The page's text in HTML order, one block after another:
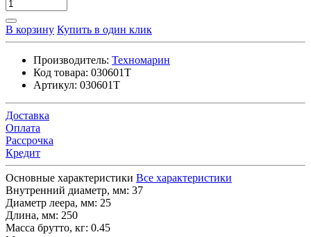
В корзину Купить в один клик
Производитель: Техномарин
Код товара: 030601T
Артикул: 030601T
Доставка
Оплата
Рассрочка
Кредит
Основные характеристики Все характеристики
Внутренний диаметр, мм: 37
Диаметр леера, мм: 25
Длина, мм: 250
Масса брутто, кг: 0.45